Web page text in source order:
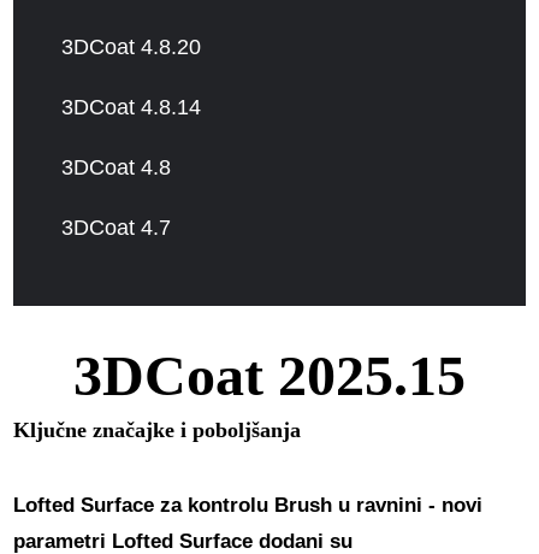
3DCoat 4.8.20
3DCoat 4.8.14
3DCoat 4.8
3DCoat 4.7
3DCoat 2025.15
Ključne značajke i poboljšanja
Lofted Surface za kontrolu Brush u ravnini - novi
parametri Lofted Surface dodani su